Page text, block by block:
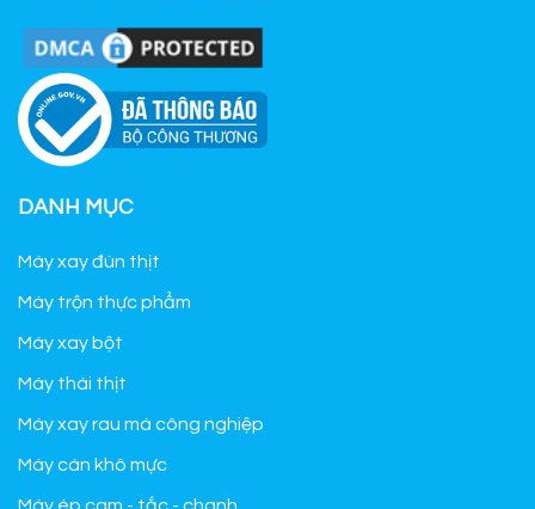
DANH MỤC
Máy xay đùn thịt
Máy trộn thực phẩm
Máy xay bột
Máy thái thịt
Máy xay rau má công nghiệp
Máy cán khô mực